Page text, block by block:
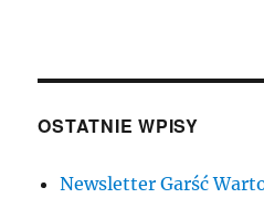
OSTATNIE WPISY
Newsletter Garść